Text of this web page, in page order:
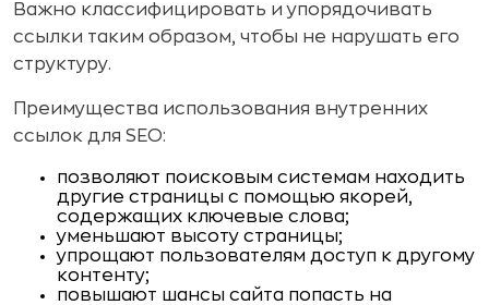
Важно классифицировать и упорядочивать
ссылки таким образом, чтобы не нарушать его
структуру.
Преимущества использования внутренних
ссылок для SEO:
позволяют поисковым системам находить
другие страницы с помощью якорей,
содержащих ключевые слова;
уменьшают высоту страницы;
упрощают пользователям доступ к другому
контенту;
повышают шансы сайта попасть на